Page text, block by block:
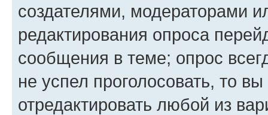
создателями, модераторами
редактирования опроса
сообщения в теме; опрос
не успел проголосовать, то
отредактировать любой из